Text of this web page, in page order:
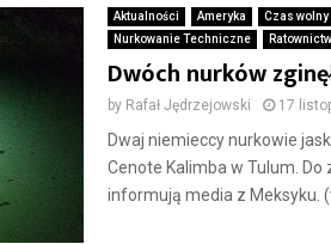
Aktualności Ameryka Czas wolny
Nurkowanie Techniczne
Dwóch nurków
by Rafał Jędrzejowski 17
Dwaj niemieccy nurkowie
Cenote Kalimba w Tulum.
informują media z Meksyku.